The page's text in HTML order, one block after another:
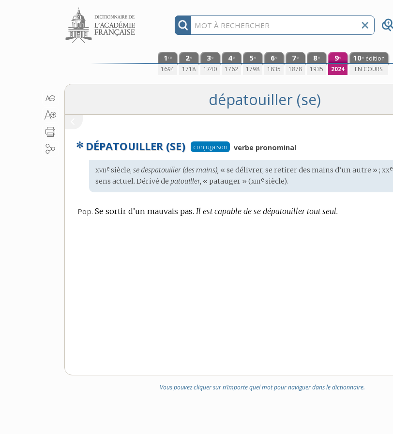
Aller au contenu
1 re
1694
2e
1718
3e
1740
4e
1762
5e
1798
6e
1835
7e
1878
8e
1935
9e
2024
10e édition
EN COURS
dépatouiller (se)
✻ DÉPATOUILLER (SE) conjugaison verbe pronominal
Étymologie
:
xviie siècle,se despatouiller (des mains), « se délivrer, se retirer des mains d’un autre » ;xxe
sens actuel. Dérivé depatouiller, « patauger » (xiiie siècle).
Pop. Se sortir d’un mauvais pas. Il est capable de se dépatouiller tout seul.
Vous pouvez cliquer sur n’importe quel mot pour naviguer dans le dictionnaire.